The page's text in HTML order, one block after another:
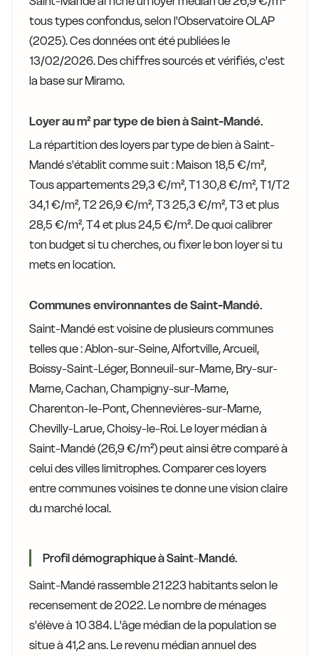
tous types confondus, selon l'Observatoire OLAP
(2025). Ces données ont été publiées le
13/02/2026. Des chiffres sourcés et vérifiés, c'est
la base sur Miramo.
Loyer au m² par type de bien à Saint-Mandé.
La répartition des loyers par type de bien à Saint-
Mandé s'établit comme suit : Maison 18,5 €/m²,
Tous appartements 29,3 €/m², T1 30,8 €/m², T1/T2
34,1 €/m², T2 26,9 €/m², T3 25,3 €/m², T3 et plus
28,5 €/m², T4 et plus 24,5 €/m². De quoi calibrer
ton budget si tu cherches, ou fixer le bon loyer si tu
mets en location.
Communes environnantes de Saint-Mandé.
Saint-Mandé est voisine de plusieurs communes
telles que : Ablon-sur-Seine, Alfortville, Arcueil,
Boissy-Saint-Léger, Bonneuil-sur-Marne, Bry-sur-
Marne, Cachan, Champigny-sur-Marne,
Charenton-le-Pont, Chennevières-sur-Marne,
Chevilly-Larue, Choisy-le-Roi. Le loyer médian à
Saint-Mandé (26,9 €/m²) peut ainsi être comparé à
celui des villes limitrophes. Comparer ces loyers
entre communes voisines te donne une vision claire
du marché local.
Profil démographique à Saint-Mandé.
Saint-Mandé rassemble 21 223 habitants selon le
recensement de 2022. Le nombre de ménages
s'élève à 10 384. L'âge médian de la population se
situe à 41,2 ans. Le revenu médian annuel des